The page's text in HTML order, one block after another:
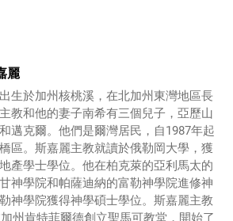
麗
生於加州核桃溪，在北加州東灣地區長
教和他的妻子南希有三個兒子，亞歷山
邁克爾。他們是爾灣居民，自1987年起
區。斯嘉麗主教就讀於俄勒岡大學，獲
產學士學位。他在柏克萊的亞利馬太的
神學院和帕薩迪納的富勒神學院進修神
神學院獲得神學碩士學位。斯嘉麗主教
州肯特菲爾德創立聖馬可教堂，開始了